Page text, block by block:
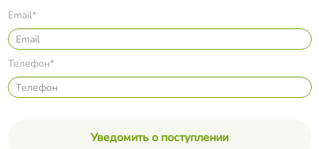
Email*
Телефон*
Уведомить о поступлении